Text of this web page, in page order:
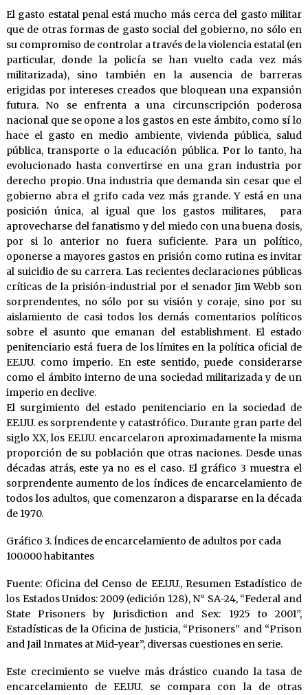
El gasto estatal penal está mucho más cerca del gasto militar
que de otras formas de gasto social del gobierno, no sólo en
su compromiso de controlar a través de la violencia estatal (en
particular, donde la policía se han vuelto cada vez más
militarizada), sino también en la ausencia de barreras
erigidas por intereses creados que bloquean una expansión
futura. No se enfrenta a una circunscripción poderosa
nacional que se opone a los gastos en este ámbito, como sí lo
hace el gasto en medio ambiente, vivienda pública, salud
pública, transporte o la educación pública. Por lo tanto, ha
evolucionado hasta convertirse en una gran industria por
derecho propio. Una industria que demanda sin cesar que el
gobierno abra el grifo cada vez más grande. Y está en una
posición única, al igual que los gastos militares, para
aprovecharse del fanatismo y del miedo con una buena dosis,
por si lo anterior no fuera suficiente. Para un político,
oponerse a mayores gastos en prisión como rutina es invitar
al suicidio de su carrera. Las recientes declaraciones públicas
críticas de la prisión-industrial por el senador Jim Webb son
sorprendentes, no sólo por su visión y coraje, sino por su
aislamiento de casi todos los demás comentarios políticos
sobre el asunto que emanan del establishment. El estado
penitenciario está fuera de los límites en la política oficial de
EE.UU. como imperio. En este sentido, puede considerarse
como el ámbito interno de una sociedad militarizada y de un
imperio en declive.
El surgimiento del estado penitenciario en la sociedad de
EE.UU. es sorprendente y catastrófico. Durante gran parte del
siglo XX, los EE.UU. encarcelaron aproximadamente la misma
proporción de su población que otras naciones. Desde unas
décadas atrás, este ya no es el caso. El gráfico 3 muestra el
sorprendente aumento de los índices de encarcelamiento de
todos los adultos, que comenzaron a dispararse en la década
de 1970.
Gráfico 3. Índices de encarcelamiento de adultos por cada
100.000 habitantes
Fuente: Oficina del Censo de EE.UU., Resumen Estadístico de
los Estados Unidos: 2009 (edición 128), N° SA-24, “Federal and
State Prisoners by Jurisdiction and Sex: 1925 to 2001”,
Estadísticas de la Oficina de Justicia, “Prisoners” and “Prison
and Jail Inmates at Mid-year”, diversas cuestiones en serie.
Este crecimiento se vuelve más drástico cuando la tasa de
encarcelamiento de EE.UU. se compara con la de otras